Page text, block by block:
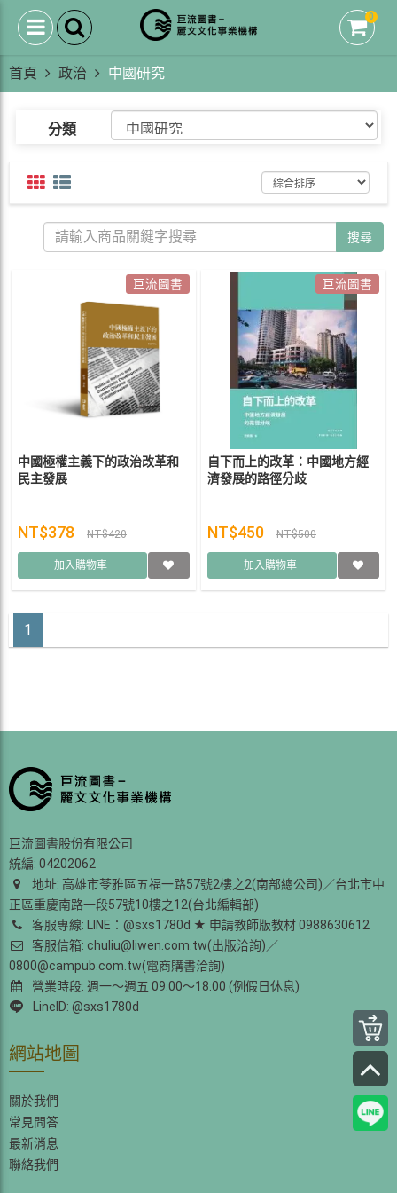
0
首頁 政治 中國研究
分類
搜尋
巨流圖書
中國極權主義下的政治改革和
民主發展
NT$378 NT$420
加入購物車
巨流圖書
自下而上的改革：中國地方經
濟發展的路徑分歧
NT$450 NT$500
加入購物車
1
巨流圖書股份有限公司
統編: 04202062
地址: 高雄市苓雅區五福一路57號2樓之2(南部總公司)／台北市中
正區重慶南路一段57號10樓之12(台北編輯部)
客服專線: LINE：@sxs1780d ★ 申請教師版教材 0988630612
客服信箱: chuliu@liwen.com.tw(出版洽詢)／
0800@campub.com.tw(電商購書洽詢)
營業時段: 週一～週五 09:00～18:00 (例假日休息)
LineID: @sxs1780d
網站地圖
關於我們
常見問答
最新消息
聯絡我們